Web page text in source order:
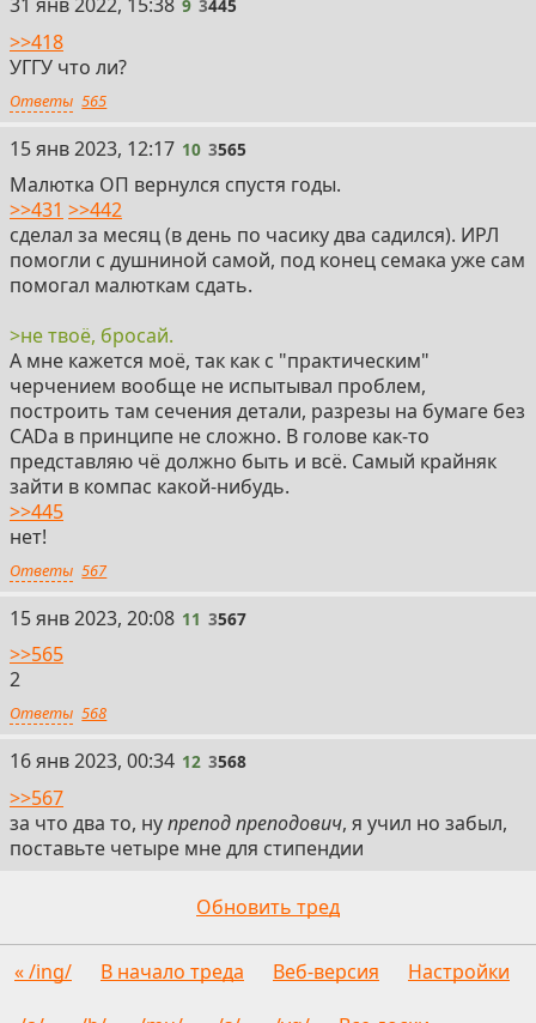
9 3445
>>418
УГГУ что ли?
Ответы 565
10
15 янв 2023, 12:17 10 3565
Малютка ОП вернулся спустя годы.
>>431 >>442
сделал за месяц (в день по часику два садился). ИРЛ
помогли с душниной самой, под конец семака уже сам
помогал малюткам сдать.
>не твоё, бросай.
А мне кажется моё, так как с "практическим"
черчением вообще не испытывал проблем,
построить там сечения детали, разрезы на бумаге без
CADа в принципе не сложно. В голове как-то
представляю чё должно быть и всё. Самый крайняк
зайти в компас какой-нибудь.
>>445
нет!
Ответы 567
11
15 янв 2023, 20:08 11 3567
>>565
2
Ответы 568
12
16 янв 2023, 00:34 12 3568
>>567
за что два то, нупрепод преподович, я учил но забыл,
поставьте четыре мне для стипендии
Обновить тред
« /ing/ В начало треда Веб-версия Настройки